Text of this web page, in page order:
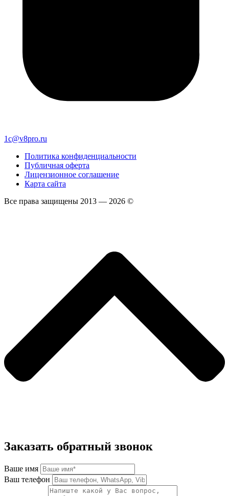
1c@v8pro.ru
Политика конфиденциальности
Публичная оферта
Лицензионное соглашение
Карта сайта
Все права защищены 2013 — 2026 ©
Заказать обратный звонок
Ваше имя
Ваш телефон